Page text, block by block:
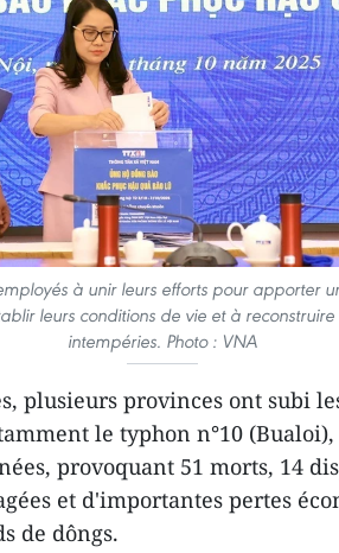
à unir leurs efforts pour apporter
leurs conditions de vie et à
intempéries. Photo : VNA
plusieurs provinces ont subi
le typhon n°10
provoquant 51 morts, 14
et d'importantes pertes
de dôngs.